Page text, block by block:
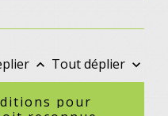
keyboard_arrow_up Tout déplier keyboard_arrow_down
pour